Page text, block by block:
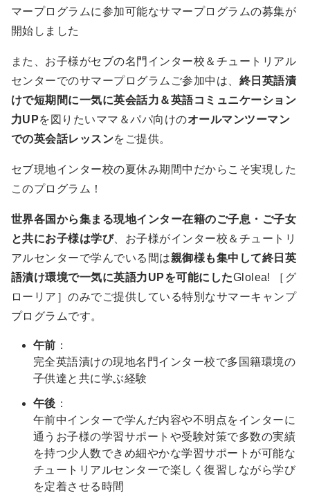
マープログラムに参加可能なサマープログラムの募集が
開始しました
また、お子様がセブの名門インター校＆チュートリアル
センターでのサマープログラムご参加中は、 終日英語漬
けで短期間に一気に英会話力＆英語コミュニケーション
力UPを図りたいママ＆パパ向けのオールマンツーマン
での英会話レッスンをご提供。
セブ現地インター校の夏休み期間中だからこそ実現した
このプログラム！
世界各国から集まる現地インター在籍のご子息・ご子女
と共にお子様は学び、お子様がインター校＆チュートリ
アルセンターで学んでいる間は親御様も集中して終日英
語漬け環境で一気に英語力UPを可能にしたGlolea! ［グ
ローリア］のみでご提供している特別なサマーキャンプ
プログラムです。
午前 ：
完全英語漬けの現地名門インター校で多国籍環境の
子供達と共に学ぶ経験
午後 ：
午前中インターで学んだ内容や不明点をインターに
通うお子様の学習サポートや受験対策で多数の実績
を持つ少人数できめ細やかな学習サポートが可能な
チュートリアルセンターで楽しく復習しながら学び
を定着させる時間